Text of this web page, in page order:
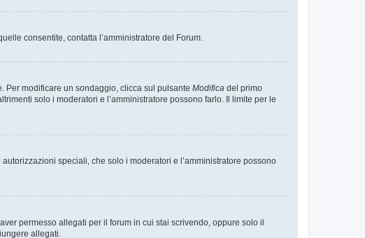
consentite, contatta l’amministratore del Forum.
Per modificare un sondaggio, clicca sul pulsante Modifica del primo
solo i moderatori e l’amministratore possono farlo. Il limite per le
speciali, che solo i moderatori e l’amministratore possono
permesso allegati per il forum in cui stai scrivendo, oppure solo il
allegati.